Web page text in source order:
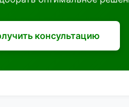
консультацию